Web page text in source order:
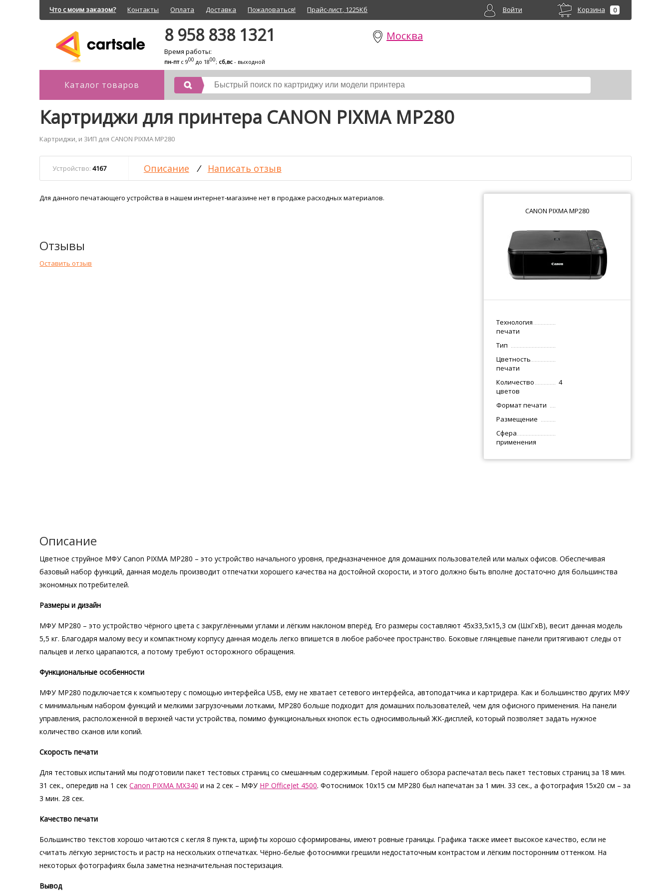
Описание
Цветное струйное МФУ Canon PIXMA MP280 – это устройство начального уровня, предназначенное для домашних пользователей или малых офисов. Обеспечивая
базовый набор функций, данная модель производит отпечатки хорошего качества на достойной скорости, и этого должно быть вполне достаточно для большинства
экономных потребителей.
Размеры и дизайн
МФУ MP280 – это устройство чёрного цвета с закруглёнными углами и лёгким наклоном вперёд. Его размеры составляют 45х33,5х15,3 см (ШхГхВ), весит данная модель
5,5 кг. Благодаря малому весу и компактному корпусу данная модель легко впишется в любое рабочее пространство. Боковые глянцевые панели притягивают следы от
пальцев и легко царапаются, а потому требуют осторожного обращения.
Функциональные особенности
МФУ MP280 подключается к компьютеру с помощью интерфейса USB, ему не хватает сетевого интерфейса, автоподатчика и картридера. Как и большинство других МФУ
с минимальным набором функций и мелкими загрузочными лотками, MP280 больше подходит для домашних пользователей, чем для офисного применения. На панели
управления, расположенной в верхней части устройства, помимо функциональных кнопок есть односимвольный ЖК-дисплей, который позволяет задать нужное
количество сканов или копий.
Скорость печати
Для тестовых испытаний мы подготовили пакет тестовых страниц со смешанным содержимым. Герой нашего обзора распечатал весь пакет тестовых страниц за 18 мин.
31 сек., опередив на 1 секCanon PIXMA MX340 и на 2 сек – МФУ HP OfficeJet 4500. Фотоснимок 10х15 см MP280 был напечатан за 1 мин. 33 сек., а фотография 15х20 см – за
3 мин. 28 сек.
Качество печати
Большинство текстов хорошо читаются с кегля 8 пункта, шрифты хорошо сформированы, имеют ровные границы. Графика также имеет высокое качество, если не
считать лёгкую зернистость и растр на нескольких отпечатках. Чёрно-белые фотоснимки грешили недостаточным контрастом и лёгким посторонним оттенком. На
некоторых фотографиях была заметна незначительная постеризация.
Вывод
Что с моим заказом? Контакты Оплата Доставка Пожаловаться! Прайс-лист, 1225Кб Корзина 0
Войти
8 958 838 1321
Время работы:
пн-птс 900 до 1800; сб,вс - выходной
Москва
Каталог товаров
Картриджи для принтера CANON PIXMA MP280
Картриджи, и ЗИП для CANON PIXMA MP280
Устройство: 4167 Описание / Написать отзыв
Для данного печатающего устройства в нашем интернет-магазине нет в продаже расходных материалов.
Отзывы
Оставить отзыв
CANON PIXMA MP280
Технология
печати
Тип
Цветность
печати
Количество
цветов
4
Формат печати
Размещение
Сфера
применения